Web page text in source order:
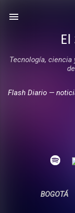
Tecnología,
Flash Diario —
BOGOTÁ